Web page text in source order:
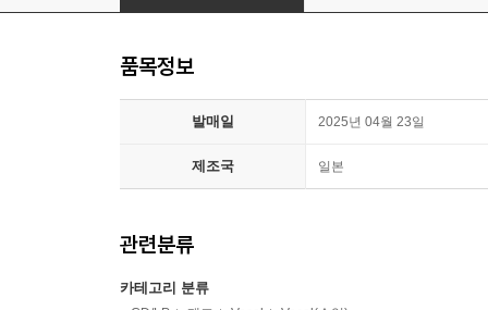
품목정보
발매일 2025년 04월 23일
제조국 일본
관련분류
카테고리 분류